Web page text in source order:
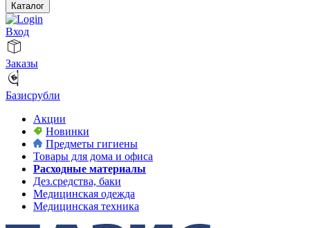
Каталог
Вход
Заказы
Базисрубли
Акции
Новинки
Предметы гигиены
Товары для дома и офиса
Расходные материалы
Дез.средства, баки
Медицинская одежда
Медицинская техника